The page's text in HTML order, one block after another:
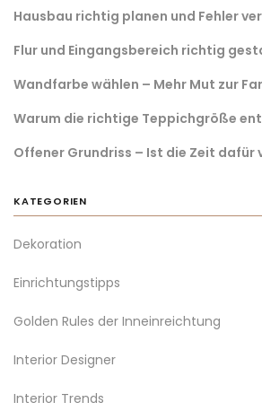
Hausbau richtig planen und Fehler
Flur und Eingangsbereich richtig
Wandfarbe wählen – Mehr Mut zur
Warum die richtige Teppichgröße
Offener Grundriss – Ist die Zeit dafür
KATEGORIEN
Dekoration
Einrichtungstipps
Golden Rules der Inneinreichtung
Interior Designer
Interior Trends